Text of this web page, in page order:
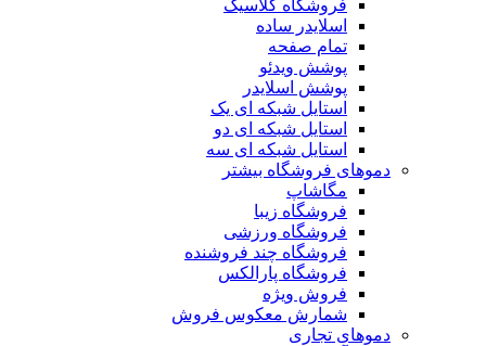
فروشگاه کلاسیک
اسلایدر ساده
تمام صفحه
پوشش ویدئو
پوشش اسلایدر
استایل شبکه ای یک
استایل شبکه ای دو
استایل شبکه ای سه
دموهای فروشگاه بیشتر
مگاشاپ
فروشگاه زیبا
فروشگاه ورزشی
فروشگاه چند فروشنده
فروشگاه پارالکس
فروش ویژه
شمارش معکوس فروش
دموهای تجاری